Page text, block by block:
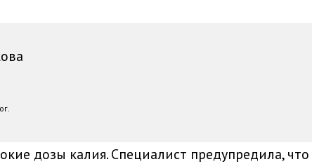
дозы калия. Специалист предупредила, что